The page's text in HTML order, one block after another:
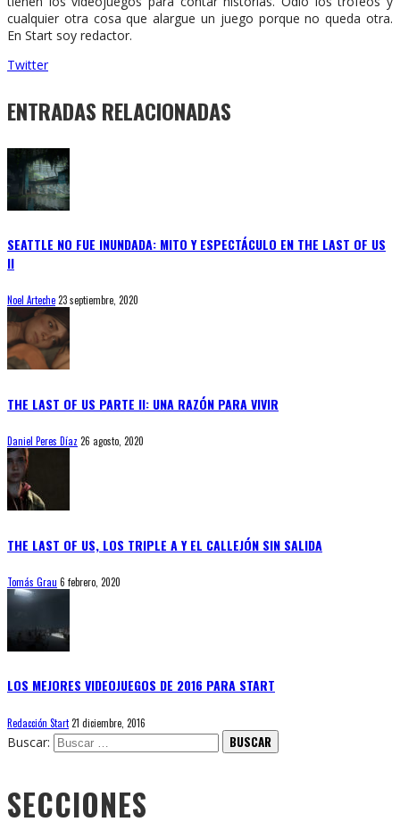
cualquier otra cosa que alargue un juego porque no queda otra.
En Start soy redactor.
Twitter
ENTRADAS RELACIONADAS
SEATTLE NO FUE INUNDADA: MITO Y ESPECTÁCULO EN THE LAST OF US
II
Noel Arteche23 septiembre, 2020
THE LAST OF US PARTE II: UNA RAZÓN PARA VIVIR
Daniel Peres Díaz 26 agosto, 2020
THE LAST OF US, LOS TRIPLE A Y EL CALLEJÓN SIN SALIDA
Tomás Grau 6 febrero, 2020
LOS MEJORES VIDEOJUEGOS DE 2016 PARA START
Redacción Start21 diciembre, 2016
Buscar:
SECCIONES